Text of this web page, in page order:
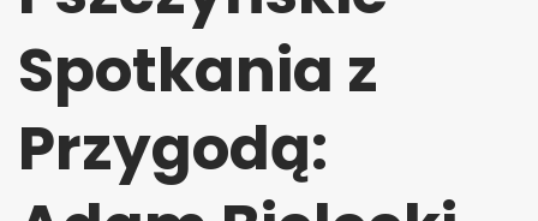
Spotkania z
Przygodą: